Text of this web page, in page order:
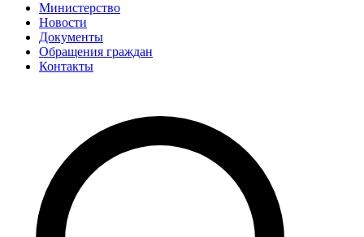
Министерство
Новости
Документы
Обращения граждан
Контакты